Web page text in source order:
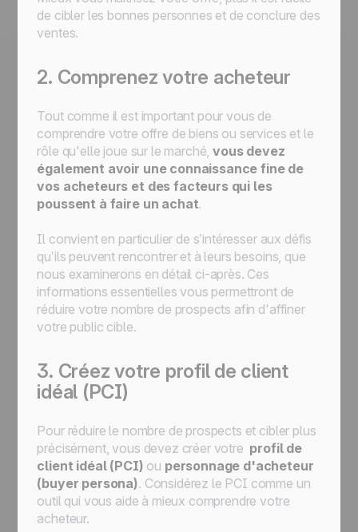
de cibler les bonnes personnes et de conclure des
ventes.
2. Comprenez votre acheteur
Tout comme il est important pour vous de
comprendre votre offre de biens ou services et le
rôle qu'elle joue sur le marché,vous devez
également avoir une connaissance fine de
vos acheteurs et des facteurs qui les
poussent à faire un achat.
Il convient en particulier de s’intéresser aux défis
qu’ils peuvent rencontrer et à leurs besoins, que
nous examinerons en détail ci-après. Ces
informations essentielles vous permettront de
réduire votre nombre de prospects afin d'affiner
votre public cible.
3. Créez votre profil de client
idéal (PCI)
Pour réduire le nombre de prospects et cibler plus
précisément, vous devez créer votre profil de
client idéal (PCI) ou personnage d'acheteur
(buyer persona). Considérez le PCI comme un
outil qui vous aide à mieux comprendre votre
acheteur.